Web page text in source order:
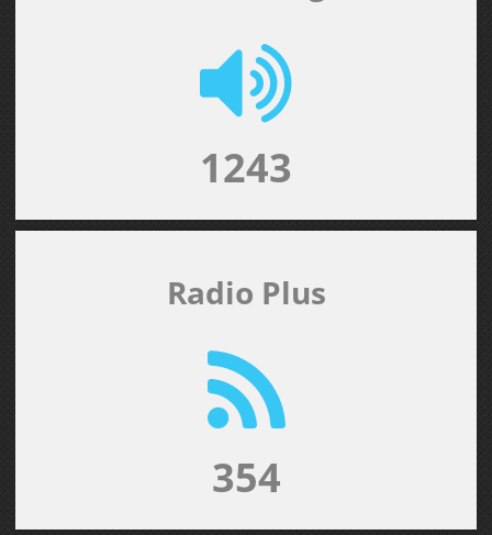
1243
Radio Plus
354